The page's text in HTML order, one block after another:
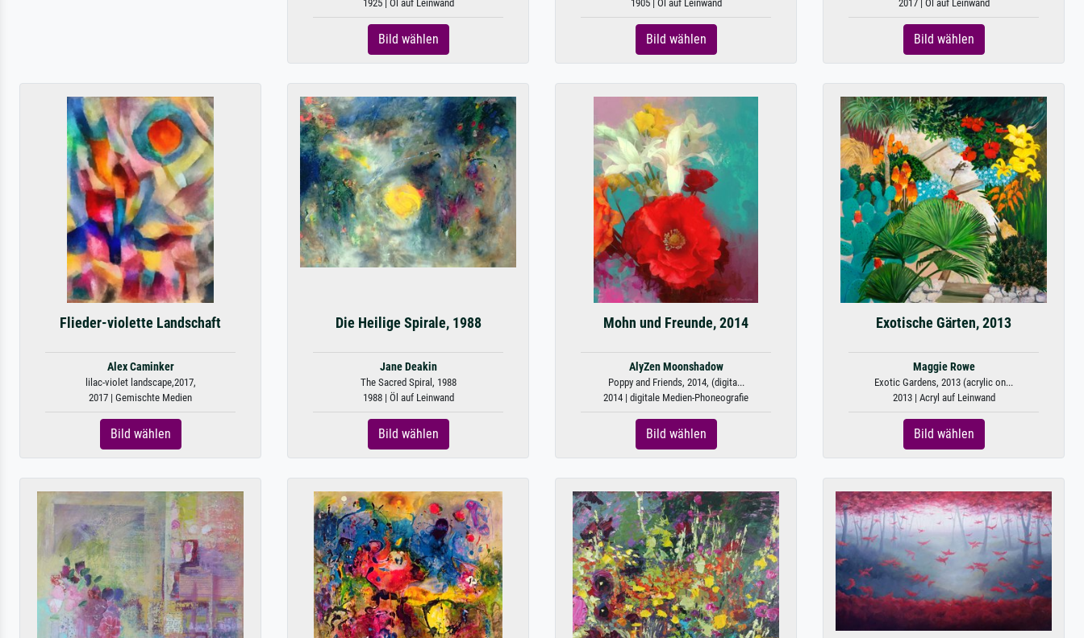
1925 | Öl auf Leinwand
Bild wählen
1905 | Öl auf Leinwand
Bild wählen
2017 | Öl auf Leinwand
Bild wählen
Flieder-violette Landschaft
Alex Caminker
lilac-violet landscape,2017,
2017 | Gemischte Medien
Bild wählen
Die Heilige Spirale, 1988
Jane Deakin
The Sacred Spiral, 1988
1988 | Öl auf Leinwand
Bild wählen
Mohn und Freunde, 2014
AlyZen Moonshadow
Poppy and Friends, 2014, (digita...
2014 | digitale Medien-Phoneografie
Bild wählen
Exotische Gärten, 2013
Maggie Rowe
Exotic Gardens, 2013 (acrylic on...
2013 | Acryl auf Leinwand
Bild wählen